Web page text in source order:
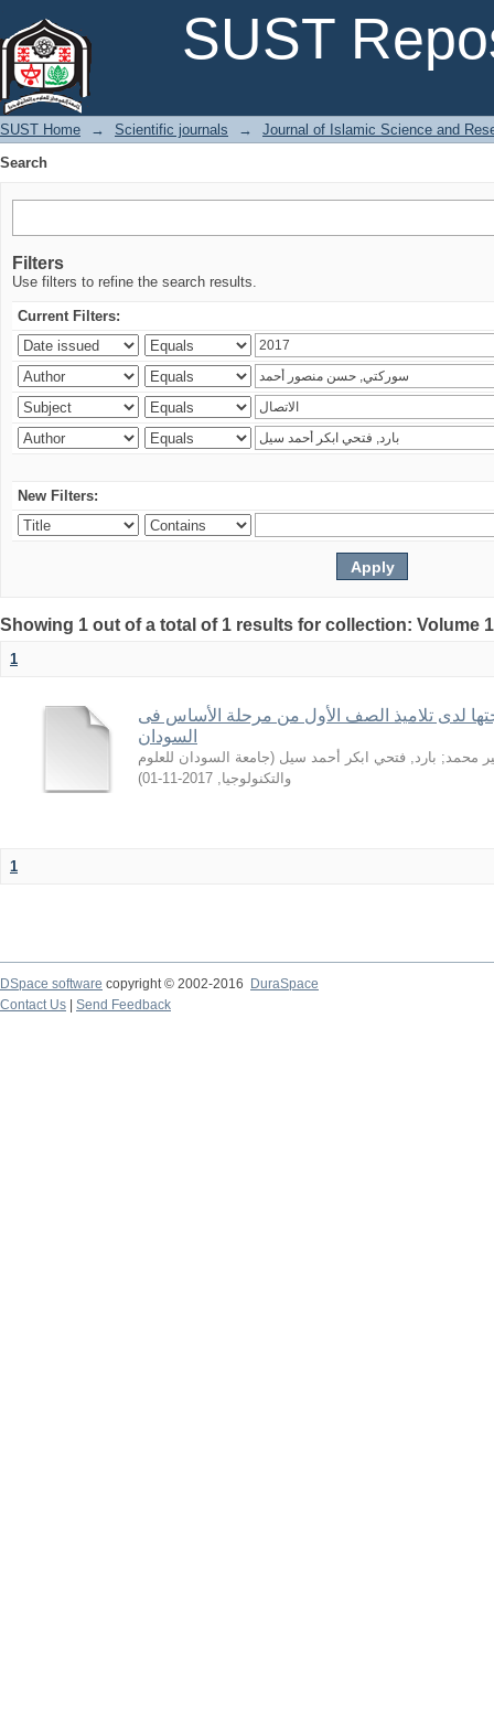
SUST
SUST Home → Scientific journals →
Journal of Islamic Science and
Search
Filters
Use filters to refine the search results.
Current Filters:
New Filters:
Showing 1 out of a total of 1 results for collection: Volume
1
لدى تلاميذ الصف الأول من مرحلة الأساس فى
السودان
محمد; بارد, فتحي ابكر أحمد سيل (جامعة السودان للعلوم
والتكنولوجيا,
2017-11-01
)
1
DSpace software copyright © 2002-2016
DuraSpace
Contact Us
Send Feedback